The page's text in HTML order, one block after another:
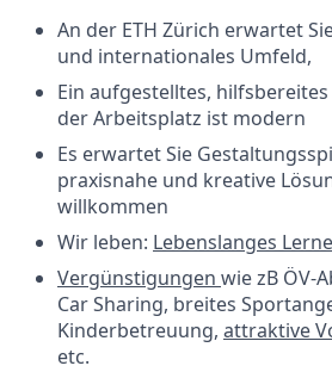
An der ETH Zürich erwartet
und internationales Umfeld,
Ein aufgestelltes,
der Arbeitsplatz ist modern
Es erwartet Sie
praxisnahe und kreative
willkommen
Wir leben: Lebenslanges
Vergünstigungen wie zB ÖV-
Car Sharing, breites
Kinderbetreuung, attraktive
etc.